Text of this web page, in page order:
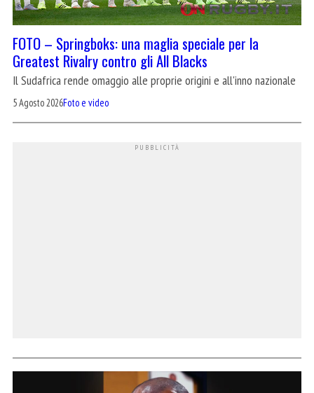
FOTO – Springboks: una maglia speciale per la
Greatest Rivalry contro gli All Blacks
Il Sudafrica rende omaggio alle proprie origini e all'inno nazionale
5 Agosto 2026Foto e video